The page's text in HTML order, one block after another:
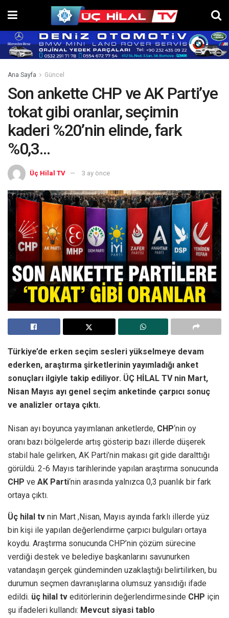
Ana Sayfa Güncel
Son ankette CHP ve AK Parti’ye
tokat gibi oranlar, seçimin
kaderi %20’nin elinde, fark
%0,3…
Üç Hilal TV 3 ay önce
Türkiye’de erken seçim sesleri yükselmeye devam
ederken, araştırma şirketlerinin yayımladığı anket
sonuçları ilgiyle takip ediliyor. ÜÇ HİLAL TV nin Mart,
Nisan Mayıs ayı genel seçim anketinde çarpıcı sonuç
ve analizler ortaya çıktı.
Nisan ayı boyunca yayımlanan anketlerde, CHP‘nin oy
oranı bazı bölgelerde artış gösterip bazı illerde düşerek
stabil hale gelirken, AK Parti’nin makası git gide daralttığı
görüldü. 2-6 Mayıs tarihlerinde yapılan araştırma sonucunda
CHP ve AK Parti‘nin arasında yalnızca 0,3 puanlık bir fark
ortaya çıktı.
Üç hilal tv nin Mart ,Nisan, Mayıs ayında farklı illerde yüz
bin kişi ile yapılan değerlendirme çarpıcı bulguları ortaya
koydu. Araştırma sonucunda CHP’nin çözüm sürecine
verdiği destek ve belediye başkanlarını savunurken
vatandaşın gerçek gündeminden uzaklaştığı belirtilirken, bu
durumun seçmen davranışlarına olumsuz yansıdığı ifade
edildi. üç hilal tv editörlerinin değerlendirmesinde CHP için
şu ifadeleri kullandı: Mevcut siyasi tablo